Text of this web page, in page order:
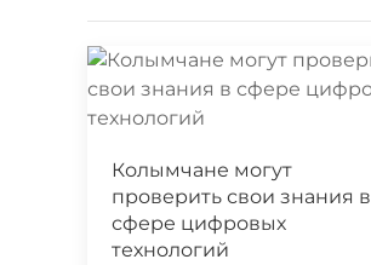
Колымчане могут
проверить свои знания в
сфере цифровых
технологий